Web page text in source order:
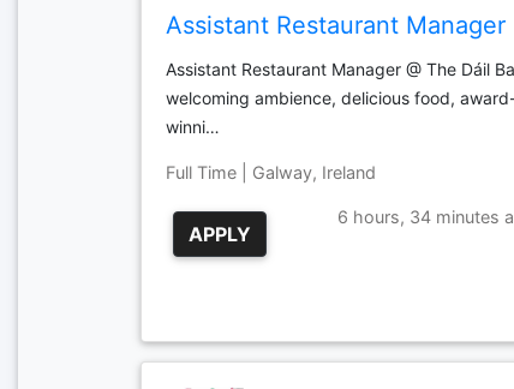
Assistant Restaurant Manager
Assistant Restaurant Manager @ The Dáil
welcoming ambience, delicious food,
winni…
Full Time | Galway, Ireland
APPLY
6 hours, 34 minutes